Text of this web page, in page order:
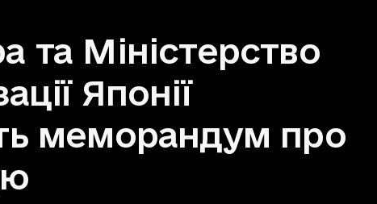
та Міністерство
Японії
меморандум про